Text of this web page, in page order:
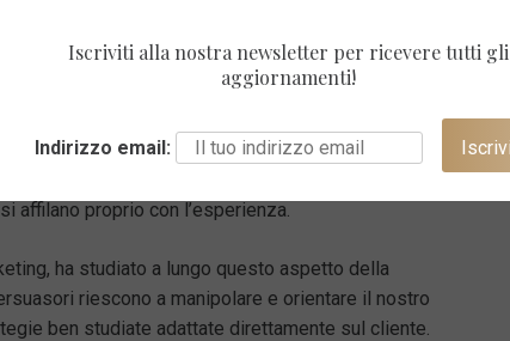
anche una certa autorità nel settore per avere
deciso fino alla conclusione del contratto.
della persuasione. Convincere non è affatto
concreti spesso bisogna fare i conti con delusioni e
affilano proprio con l’esperienza.
ha studiato a lungo questo aspetto della
riescono a manipolare e orientare il nostro
ben studiate adattate direttamente sul cliente.
Iscriviti alla nostra newsletter per ricevere tutti gli
aggiornamenti!
Indirizzo email: